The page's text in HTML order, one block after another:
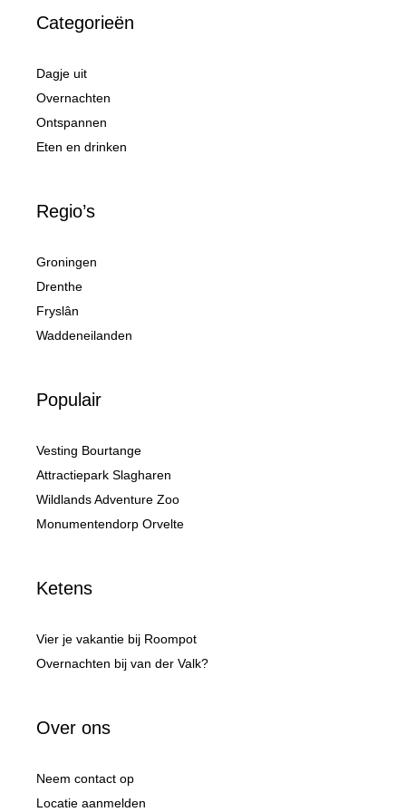
Categorieën
Dagje uit
Overnachten
Ontspannen
Eten en drinken
Regio’s
Groningen
Drenthe
Fryslân
Waddeneilanden
Populair
Vesting Bourtange
Attractiepark Slagharen
Wildlands Adventure Zoo
Monumentendorp Orvelte
Ketens
Vier je vakantie bij Roompot
Overnachten bij van der Valk?
Over ons
Neem contact op
Locatie aanmelden